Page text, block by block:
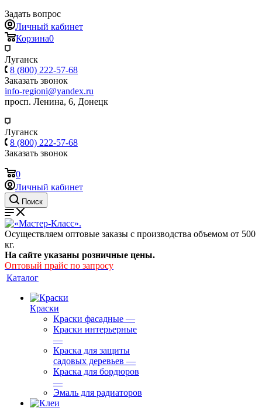
Задать вопрос
Личный кабинет
Корзина0
Луганск
8 (800) 222-57-68
Заказать звонок
info-regioni@yandex.ru
просп. Ленина, 6, Донецк
Луганск
8 (800) 222-57-68
Заказать звонок
0
Личный кабинет
Поиск
Осуществляем оптовые заказы с производства объемом от 500
кг.
На сайте указаны розничные цены.
Оптовый прайс по запросу
Каталог
Краски
Краски фасадные —
Краски интерьерные
—
Краска для защиты
садовых деревьев —
⁠Краска для бордюров
—
Эмаль для радиаторов